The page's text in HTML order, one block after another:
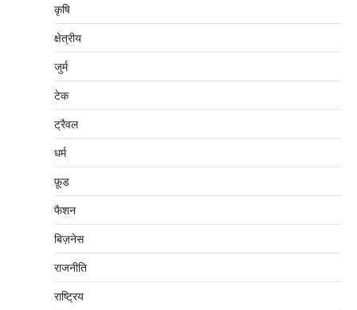
कृषि
क्षेत्रीय
जुर्म
टेक
ट्रैवल
धर्म
फ़ूड
फैशन
बिज़नेस
राजनीति
राष्ट्रिय